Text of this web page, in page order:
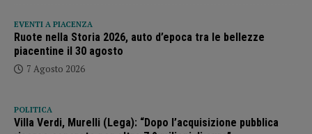
EVENTI A PIACENZA
Ruote nella Storia 2026, auto d’epoca tra le bellezze
piacentine il 30 agosto
7 Agosto 2026
POLITICA
Villa Verdi, Murelli (Lega): “Dopo l’acquisizione pubblica